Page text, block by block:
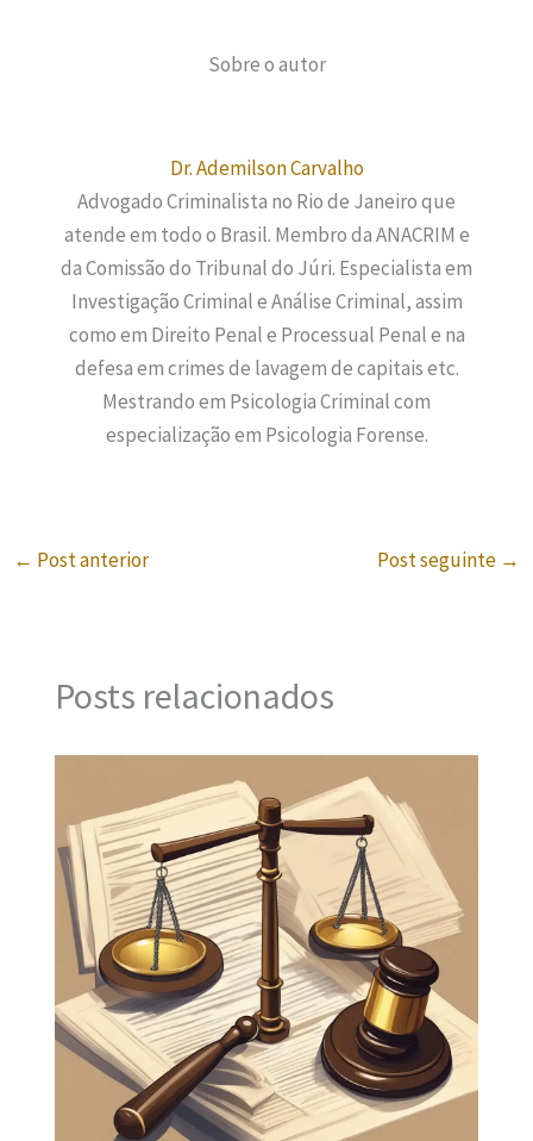
Sobre o autor
Dr. Ademilson Carvalho
Advogado Criminalista no Rio de Janeiro que
atende em todo o Brasil. Membro da ANACRIM e
da Comissão do Tribunal do Júri. Especialista em
Investigação Criminal e Análise Criminal, assim
como em Direito Penal e Processual Penal e na
defesa em crimes de lavagem de capitais etc.
Mestrando em Psicologia Criminal com
especialização em Psicologia Forense.
← Post anterior Post seguinte →
Posts relacionados